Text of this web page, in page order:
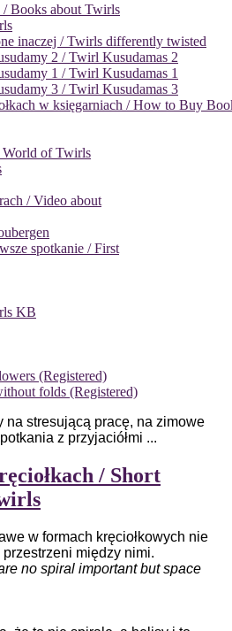
/ Books about Twirls
inaczej / Twirls differently twisted
2 / Twirl Kusudamas 2
1 / Twirl Kusudamas 1
3 / Twirl Kusudamas 3
w księgarniach / How to Buy
of Twirls
/ Video about
spotkanie / First
KB
(Registered)
folds (Registered)
na stresującą pracę, na zimowe
z przyjaciółmi ...
/ Short
w formach kręciołkowych nie
między nimi.
no spiral important but space